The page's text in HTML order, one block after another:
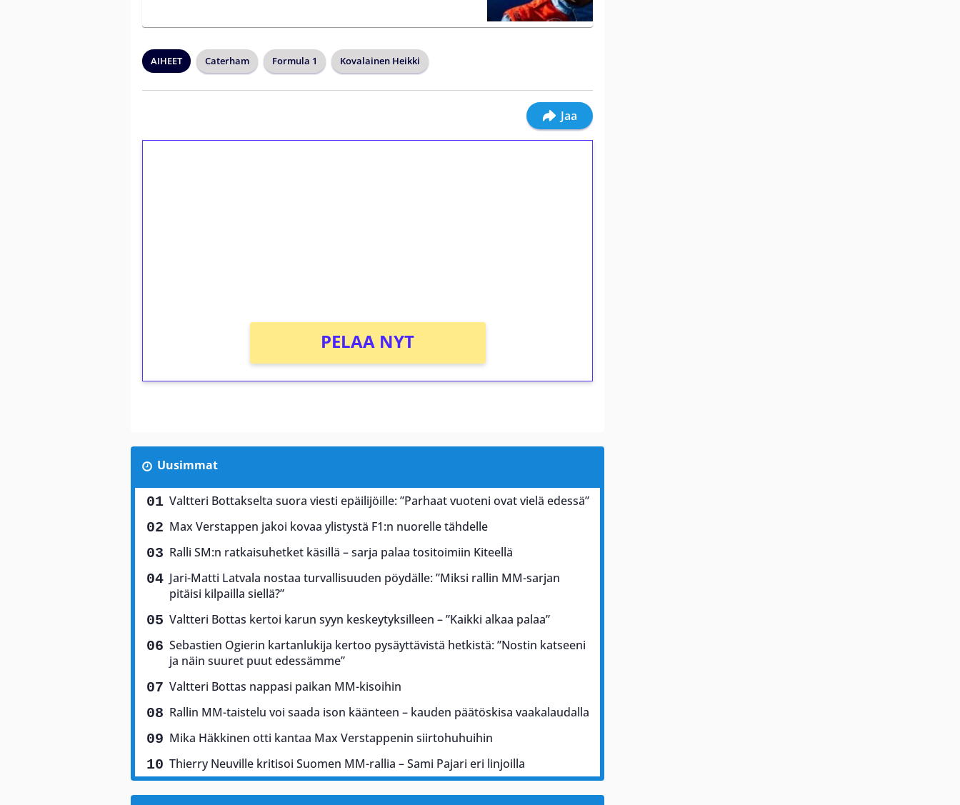
AIHEET Caterham Formula 1 Kovalainen Heikki
Jaa
PELAA NYT
Uusimmat
Valtteri Bottakselta suora viesti epäilijöille: ”Parhaat vuoteni ovat vielä edessä”
Max Verstappen jakoi kovaa ylistystä F1:n nuorelle tähdelle
Ralli SM:n ratkaisuhetket käsillä – sarja palaa tositoimiin Kiteellä
Jari-Matti Latvala nostaa turvallisuuden pöydälle: ”Miksi rallin MM-sarjan
pitäisi kilpailla siellä?”
Valtteri Bottas kertoi karun syyn keskeytyksilleen – ”Kaikki alkaa palaa”
Sebastien Ogierin kartanlukija kertoo pysäyttävistä hetkistä: ”Nostin katseeni
ja näin suuret puut edessämme”
Valtteri Bottas nappasi paikan MM-kisoihin
Rallin MM-taistelu voi saada ison käänteen – kauden päätöskisa vaakalaudalla
Mika Häkkinen otti kantaa Max Verstappenin siirtohuhuihin
Thierry Neuville kritisoi Suomen MM-rallia – Sami Pajari eri linjoilla